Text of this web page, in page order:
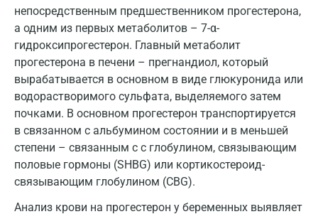
непосредственным предшественником прогестерона,
а одним из первых метаболитов – 7-α-
гидроксипрогестерон. Главный метаболит
прогестерона в печени – прегнандиол, который
вырабатывается в основном в виде глюкуронида или
водорастворимого сульфата, выделяемого затем
почками. В основном прогестерон транспортируется
в связанном с альбумином состоянии и в меньшей
степени – связанным с с глобулином, связывающим
половые гормоны (SHBG) или кортикостероид-
связывающим глобулином (CBG).
Анализ крови на прогестерон у беременных выявляет
Лобня
Люберцы
Майкоп
Мурино
Мурманск
Мытищи
Набережные Челны
Наро-Фоминск